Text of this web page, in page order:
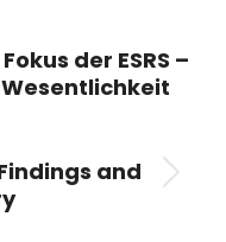
der ESRS –
and